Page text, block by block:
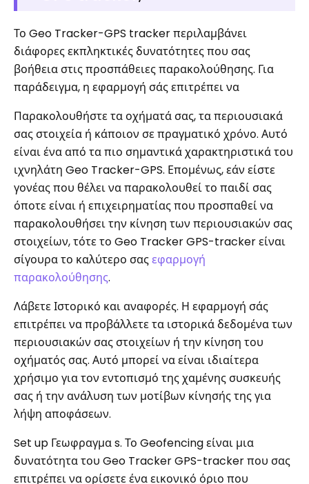
Το Geo Tracker-GPS tracker περιλαμβάνει
διάφορες εκπληκτικές δυνατότητες που σας
βοήθεια στις προσπάθειες παρακολούθησης. Για
παράδειγμα, η εφαρμογή σάς επιτρέπει να
Παρακολουθήστε τα οχήματά σας, τα περιουσιακά
σας στοιχεία ή κάποιον σε πραγματικό χρόνο. Αυτό
είναι ένα από τα πιο σημαντικά χαρακτηριστικά του
ιχνηλάτη Geo Tracker-GPS. Επομένως, εάν είστε
γονέας που θέλει να παρακολουθεί το παιδί σας
όποτε είναι ή επιχειρηματίας που προσπαθεί να
παρακολουθήσει την κίνηση των περιουσιακών σας
στοιχείων, τότε το Geo Tracker GPS-tracker είναι
σίγουρα το καλύτερο σαςεφαρμογή
παρακολούθησης.
Λάβετε Ιστορικό και αναφορές. Η εφαρμογή σάς
επιτρέπει να προβάλλετε τα ιστορικά δεδομένα των
περιουσιακών σας στοιχείων ή την κίνηση του
οχήματός σας. Αυτό μπορεί να είναι ιδιαίτερα
χρήσιμο για τον εντοπισμό της χαμένης συσκευής
σας ή την ανάλυση των μοτίβων κίνησής της για
λήψη αποφάσεων.
Set up Γεωφραγμα s. Το Geofencing είναι μια
δυνατότητα του Geo Tracker GPS-tracker που σας
επιτρέπει να ορίσετε ένα εικονικό όριο που